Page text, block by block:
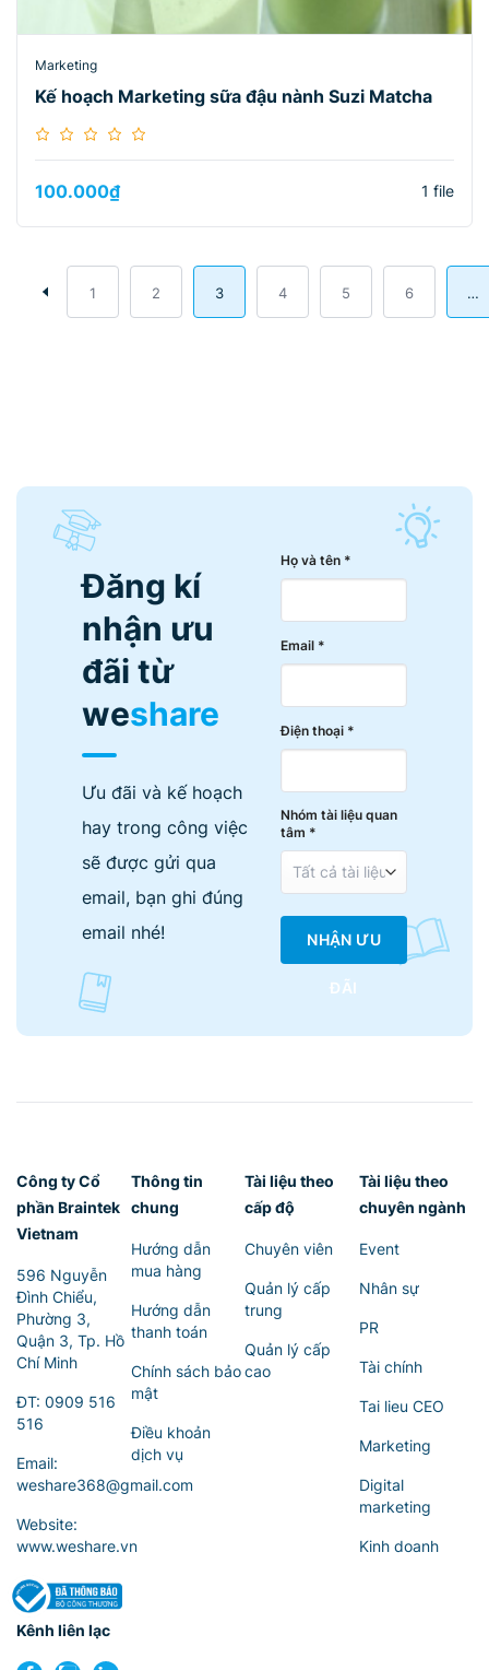
Marketing
Kế hoạch Marketing sữa đậu nành Suzi Matcha
100.000₫ 1 file
1 2 3 4 5 6 …
Đăng kí
nhận ưu
đãi từ
weshare
Ưu đãi và kế hoạch
hay trong công việc
sẽ được gửi qua
email, bạn ghi đúng
email nhé!
Họ và tên *
Email *
Điện thoại *
Nhóm tài liệu quan
tâm *
NHẬN ƯU
ĐÃI
Công ty Cổ
phần Braintek
Vietnam
596 Nguyễn
Đình Chiểu,
Phường 3,
Quận 3, Tp. Hồ
Chí Minh
ĐT: 0909 516
516
Email:
weshare368@gmail.com
Website:
www.weshare.vn
Thông tin
chung
Hướng dẫn
mua hàng
Hướng dẫn
thanh toán
Chính sách bảo
mật
Điều khoản
dịch vụ
Tài liệu theo
cấp độ
Chuyên viên
Quản lý cấp
trung
Quản lý cấp
cao
Tài liệu theo
chuyên ngành
Event
Nhân sự
PR
Tài chính
Tai lieu CEO
Marketing
Digital
marketing
Kinh doanh
Kênh liên lạc